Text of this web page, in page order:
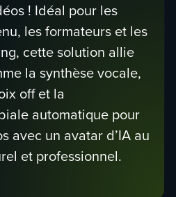
! Idéal pour les
les formateurs et les
cette solution allie
la synthèse vocale,
off et la
automatique pour
avec un avatar d’IA au
et professionnel.